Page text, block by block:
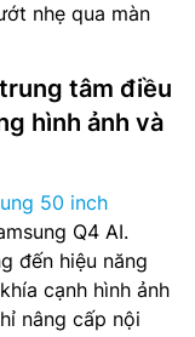
nhẹ qua màn
tâm điều
hình ảnh và
50 inch
Q4 AI.
đến hiệu năng
cạnh hình ảnh
nâng cấp nội